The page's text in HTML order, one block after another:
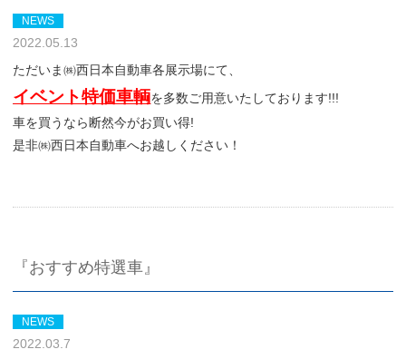
NEWS
2022.05.13
ただいま㈱西日本自動車各展示場にて、
イベント特価車輌を多数ご用意いたしております!!!
車を買うなら断然今がお買い得!
是非㈱西日本自動車へお越しください！
『おすすめ特選車』
NEWS
2022.03.7